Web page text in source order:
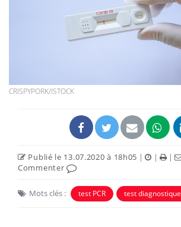
CRISPYPORK/ISTOCK
Publié le 13.07.2020 à 18h05 | | |
Commenter
Mots clés : test PCR test diagnostique